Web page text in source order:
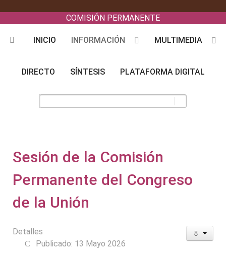
COMISIÓN PERMANENTE
INICIO INFORMACIÓN MULTIMEDIA
DIRECTO SÍNTESIS PLATAFORMA DIGITAL
Sesión de la Comisión
Permanente del Congreso
de la Unión
Detalles
Publicado: 13 Mayo 2026